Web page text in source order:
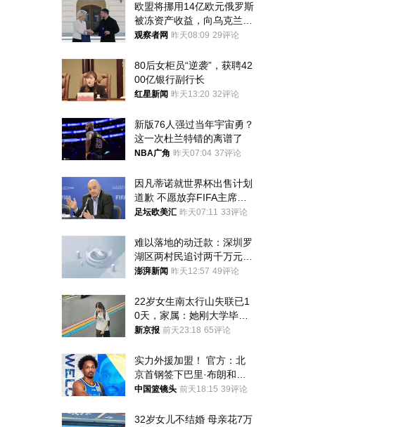
欧盟将挪用14亿欧元俄罗斯
被冻资产收益，向乌克兰提
供援助
观察者网 昨天08:09 29评论
80后女柜员“逆袭”，获聘42
00亿银行副行长
红星新闻 昨天13:20 32评论
新版76人强过当年宇宙勇？
这一次杜兰特错的离谱了
NBA广角 昨天07:04 37评论
因凡蒂诺就世界杯出售计划
道歉 不愿放弃FIFA主席职
位
足坛欧美汇 昨天07:11 33评论
难以落地的动迁款：深圳罗
湖区两村民追讨两千万元动
迁款八年未果
澎湃新闻 昨天12:57 49评论
22岁女生南太行山失联已1
0天，家属：她刚大学毕业
想到山里旅行
新京报 前天23:18 65评论
实力外援加盟！ 官方：北
京首钢签下巴里·布朗和桑
普森
中国篮镜头 前天18:15 39评论
32岁女儿不结婚 母亲花7万